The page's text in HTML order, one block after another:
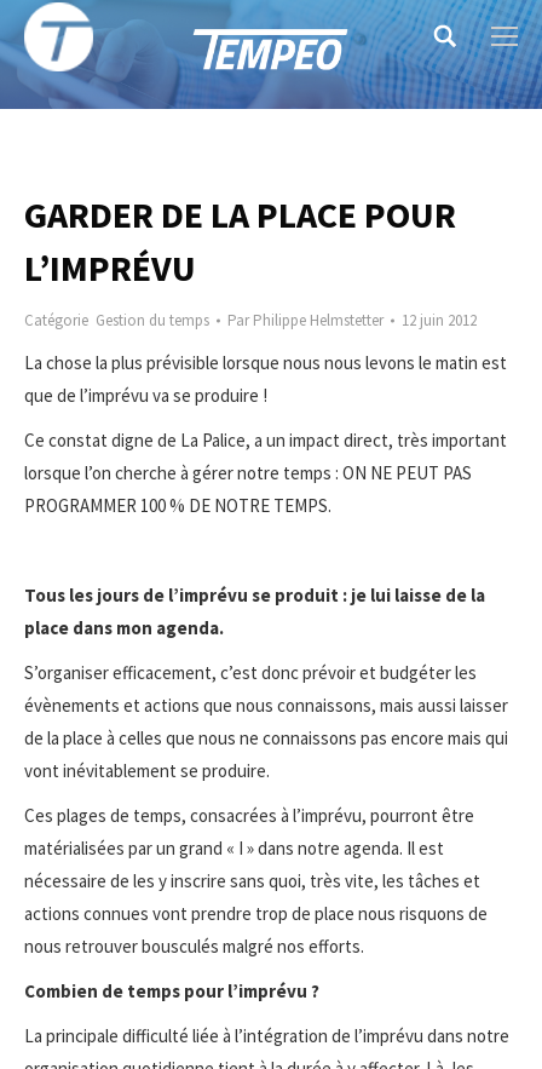
Search:
GARDER DE LA PLACE POUR
L’IMPRÉVU
Catégorie Gestion du temps ParPhilippe Helmstetter 12 juin 2012
La chose la plus prévisible lorsque nous nous levons le matin est
que de l’imprévu va se produire !
Ce constat digne de La Palice, a un impact direct, très important
lorsque l’on cherche à gérer notre temps : ON NE PEUT PAS
PROGRAMMER 100 % DE NOTRE TEMPS.
Tous les jours de l’imprévu se produit : je lui laisse de la
place dans mon agenda.
S’organiser efficacement, c’est donc prévoir et budgéter les
évènements et actions que nous connaissons, mais aussi laisser
de la place à celles que nous ne connaissons pas encore mais qui
vont inévitablement se produire.
Ces plages de temps, consacrées à l’imprévu, pourront être
matérialisées par un grand « I » dans notre agenda. Il est
nécessaire de les y inscrire sans quoi, très vite, les tâches et
actions connues vont prendre trop de place nous risquons de
nous retrouver bousculés malgré nos efforts.
Combien de temps pour l’imprévu ?
La principale difficulté liée à l’intégration de l’imprévu dans notre